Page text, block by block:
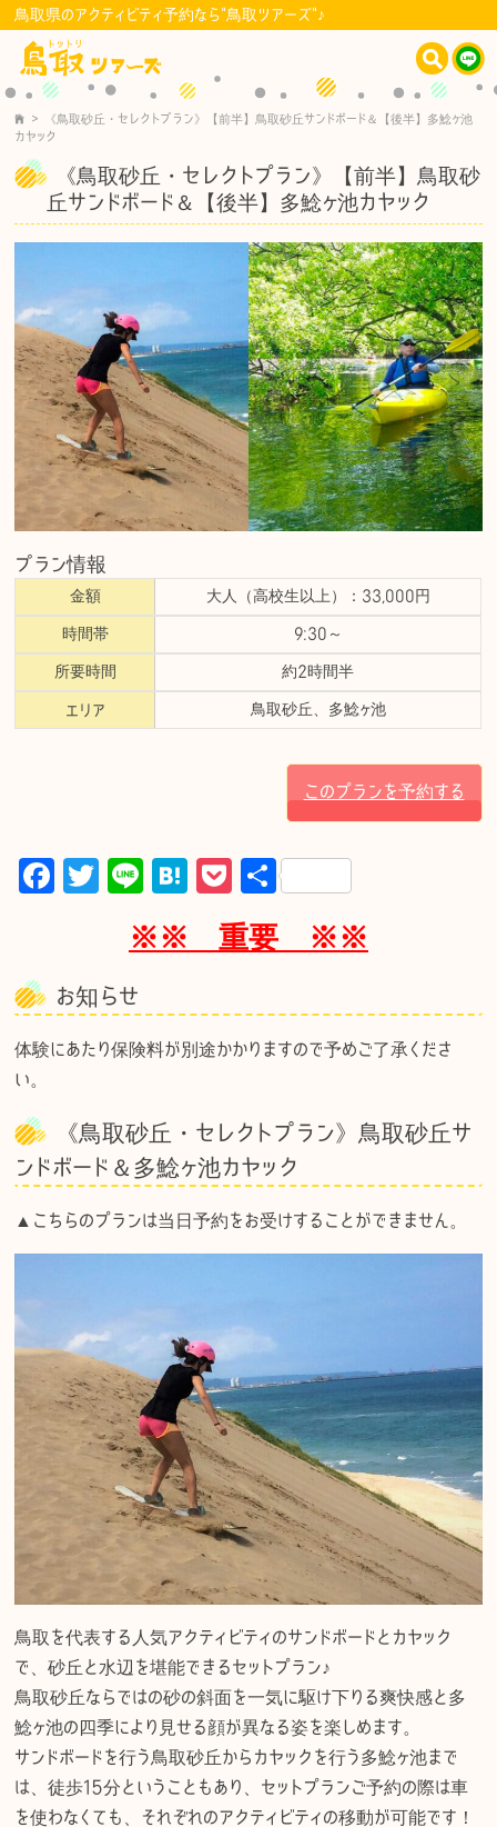
鳥取県のアクティビティ予約なら"鳥取ツアーズ"♪
>
《鳥取砂丘・セレクトプラン》【前半】鳥取砂丘サンドボード＆【後半】多鯰ヶ池
カヤック
《鳥取砂丘・セレクトプラン》【前半】鳥取砂
丘サンドボード＆【後半】多鯰ヶ池カヤック
プラン情報
金額 大人（高校生以上）： 33,000円
時間帯 9:30～
所要時間 約2時間半
エリア 鳥取砂丘、多鯰ヶ池
このプランを予約する
F
e
b
o
k
T
te
r
Li
e
H
e
a
P
c
et
共
※※ 重要 ※※
お知らせ
体験にあたり保険料が別途かかりますので予めご了承くださ
い。
《鳥取砂丘・セレクトプラン》鳥取砂丘サ
ンドボード＆多鯰ヶ池カヤック
▲こちらのプランは当日予約をお受けすることができません。
鳥取を代表する人気アクティビティのサンドボードとカヤック
で、砂丘と水辺を堪能できるセットプラン♪
鳥取砂丘ならではの砂の斜面を一気に駆け下りる爽快感と多
鯰ヶ池の四季により見せる顔が異なる姿を楽しめます。
サンドボードを行う鳥取砂丘からカヤックを行う多鯰ヶ池まで
は、徒歩15分ということもあり、セットプランご予約の際は車
を使わなくても、それぞれのアクティビティの移動が可能です！